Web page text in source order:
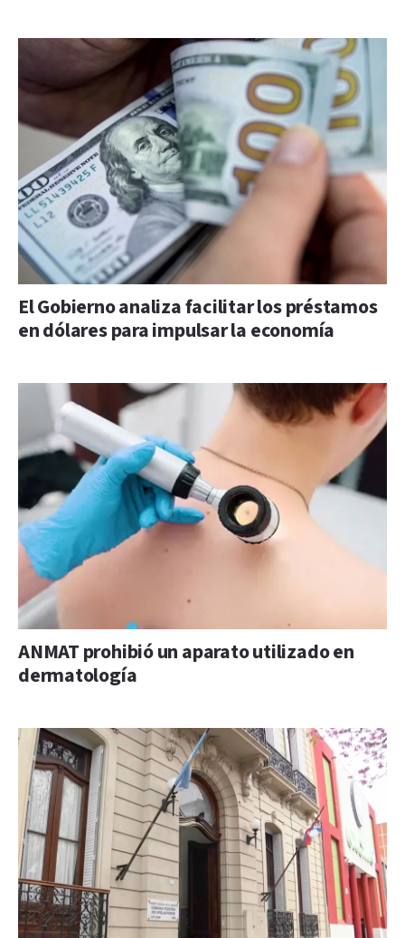
El Gobierno analiza facilitar los préstamos
en dólares para impulsar la economía
ANMAT prohibió un aparato utilizado en
dermatología